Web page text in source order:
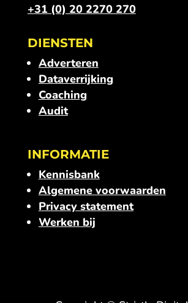
+31 (0) 20 2270 270
DIENSTEN
Adverteren
Dataverrijking
Coaching
Audit
INFORMATIE
Kennisbank
Algemene voorwaarden
Privacy statement
Werken bij